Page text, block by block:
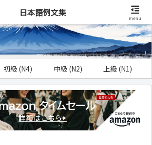
初級 (N4) 中級 (N2) 上級 (N1)
日本語例文集
menu